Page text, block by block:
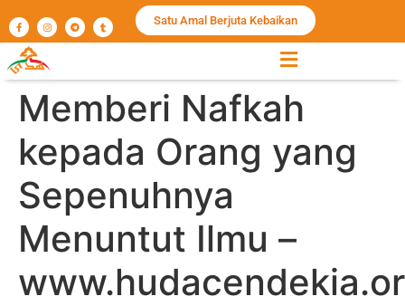
Satu Amal Berjuta Kebaikan
Memberi Nafkah
kepada Orang yang
Sepenuhnya
Menuntut Ilmu –